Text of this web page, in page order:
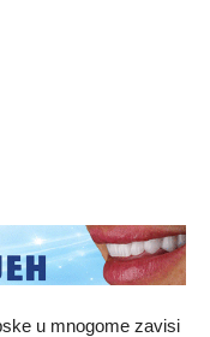
u mnogome zavisi